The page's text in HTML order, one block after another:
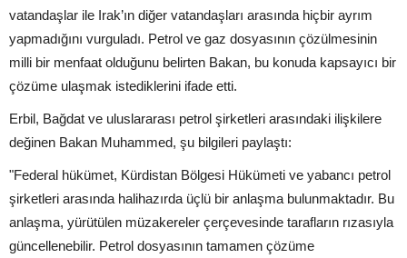
vatandaşlar ile Irak’ın diğer vatandaşları arasında hiçbir ayrım
yapmadığını vurguladı. Petrol ve gaz dosyasının çözülmesinin
milli bir menfaat olduğunu belirten Bakan, bu konuda kapsayıcı bir
çözüme ulaşmak istediklerini ifade etti.
Erbil, Bağdat ve uluslararası petrol şirketleri arasındaki ilişkilere
değinen Bakan Muhammed, şu bilgileri paylaştı:
"Federal hükümet, Kürdistan Bölgesi Hükümeti ve yabancı petrol
şirketleri arasında halihazırda üçlü bir anlaşma bulunmaktadır. Bu
anlaşma, yürütülen müzakereler çerçevesinde tarafların rızasıyla
güncellenebilir. Petrol dosyasının tamamen çözüme